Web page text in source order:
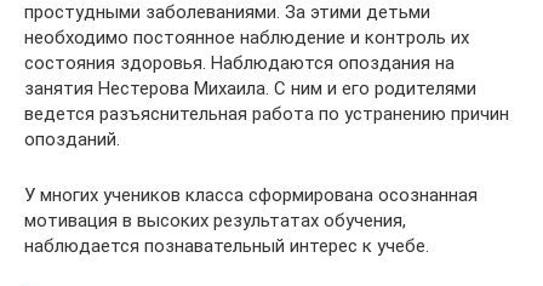
простудными заболеваниями. За этими детьми
необходимо постоянное наблюдение и контроль их
состояния здоровья. Наблюдаются опоздания на
занятия Нестерова Михаила. С ним и его родителями
ведется разъяснительная работа по устранению причин
опозданий.
У многих учеников класса сформирована осознанная
мотивация в высоких результатах обучения,
наблюдается познавательный интерес к учебе.